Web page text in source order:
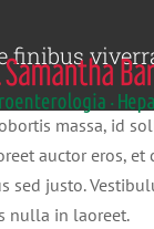
finibus
massa, id
auctor eros,
sed justo.
nulla in laoreet.